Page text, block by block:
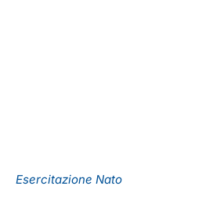
Esercitazione Nato